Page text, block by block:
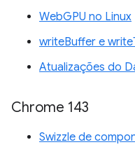
WebGPU no Linux
writeBuffer e
Atualizações do
Chrome 143
Swizzle de